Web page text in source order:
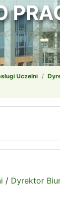
Uczelni
/ Dyrektor